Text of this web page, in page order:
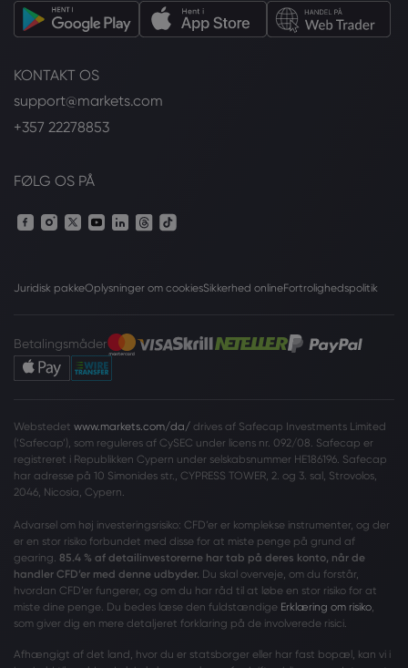
KONTAKT OS
support@markets.com
+357 22278853
FØLG OS PÅ
Juridisk pakkeOplysninger om cookiesSikkerhed onlineFortrolighedspolitik
Betalingsmåder
Webstedet www.markets.com/da/ drives af Safecap Investments Limited
(‘Safecap’), som reguleres af CySEC under licens nr. 092/08. Safecap er
registreret i Republikken Cypern under selskabsnummer HE186196. Safecap
har adresse på 10 Simonides str., CYPRESS TOWER, 2. og 3. sal, Strovolos,
2046, Nicosia, Cypern.
Advarsel om høj investeringsrisiko: CFD’er er komplekse instrumenter, og der
er en stor risiko forbundet med disse for at miste penge på grund af
gearing. 85.4 % af detailinvestorerne har tab på deres konto, når de
handler CFD’er med denne udbyder. Du skal overveje, om du forstår,
hvordan CFD’er fungerer, og om du har råd til at løbe en stor risiko for at
miste dine penge. Du bedes læse den fuldstændige Erklæring om risiko
som giver dig en mere detaljeret forklaring på de involverede risici.
Afhængigt af det land, hvor du er statsborger eller har fast bopæl, kan vi i